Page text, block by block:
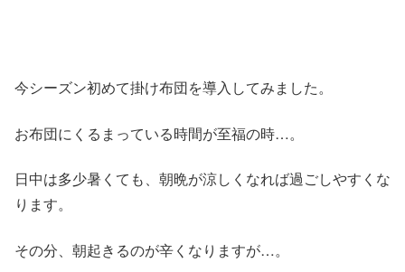
今シーズン初めて掛け布団を導入してみました。
お布団にくるまっている時間が至福の時…。
日中は多少暑くても、朝晩が涼しくなれば過ごしやすくな
ります。
その分、朝起きるのが辛くなりますが…。